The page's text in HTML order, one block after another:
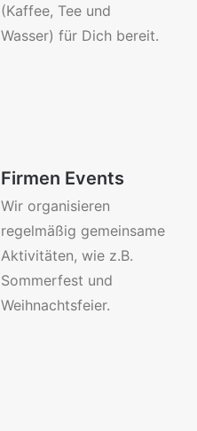
(Kaffee, Tee und
Wasser) für Dich bereit.
Firmen Events
Wir organisieren
regelmäßig gemeinsame
Aktivitäten, wie z.B.
Sommerfest und
Weihnachtsfeier.